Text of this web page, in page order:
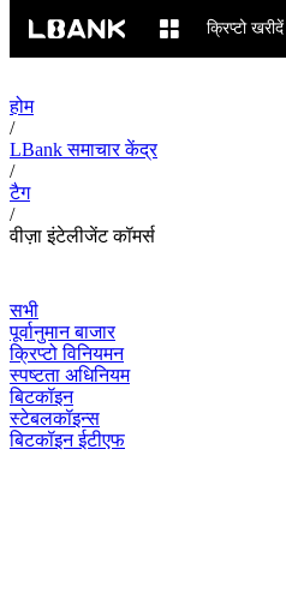
क्रिप्टो खरीदें
होम
/
LBank समाचार केंद्र
/
टैग
/
वीज़ा इंटेलीजेंट कॉमर्स
सभी
पूर्वानुमान बाजार
क्रिप्टो विनियमन
स्पष्टता अधिनियम
बिटकॉइन
स्टेबलकॉइन्स
बिटकॉइन ईटीएफ